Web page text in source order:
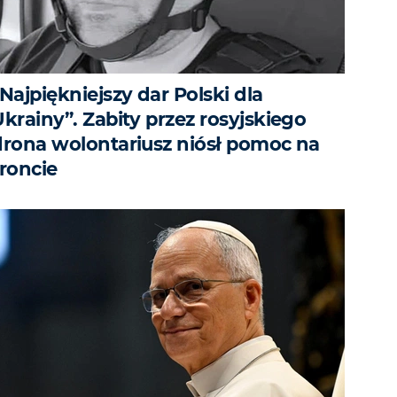
dar Polski dla
Zabity przez rosyjskiego
wolontariusz niósł pomoc na